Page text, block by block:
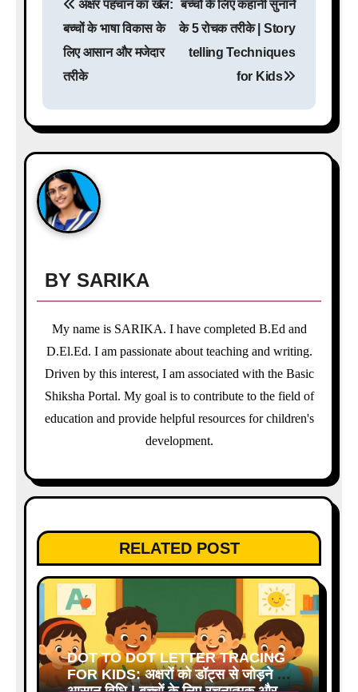
n
a
v
i
a
i
o
n
अक्षर पहचान का खेल:
बच्चों के भाषा विकास के
लिए आसान और मजेदार
तरीके
बच्चों के लिए कहानी सुनाने
के 5 रोचक तरीके | Story
telling Techniques
for Kids
BY SARIKA
My name is SARIKA. I have completed B.Ed and
D.El.Ed. I am passionate about teaching and writing.
Driven by this interest, I am associated with the Basic
Shiksha Portal. My goal is to contribute to the field of
education and provide helpful resources for children's
development.
RELATED POST
DOT TO DOT LETTER TRACING
FOR KIDS: अक्षरों को डॉट्स से जोड़ने की